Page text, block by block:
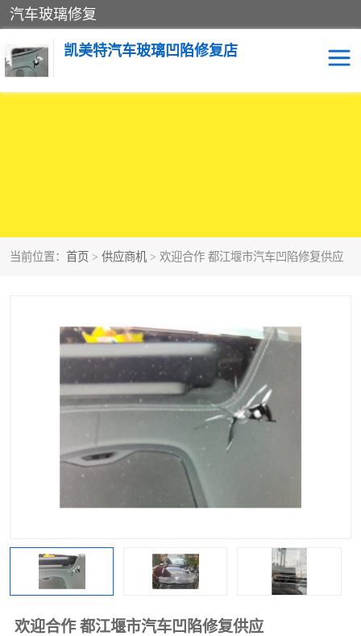
汽车玻璃修复
凯美特汽车玻璃凹陷修复店
当前位置： 首页 > 供应商机 > 欢迎合作 都江堰市汽车凹陷修复供应
欢迎合作 都江堰市汽车凹陷修复供应